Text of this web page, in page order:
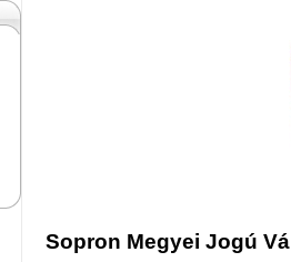
Sopron Megyei Jogú